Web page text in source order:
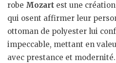
robe Mozart est une
qui osent affirmer leur
ottoman de polyester lui
impeccable, mettant en
avec prestance et modernité.